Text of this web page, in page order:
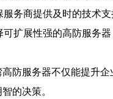
务商提供及时的技术
扩展性强的高防服务
防服务器不仅能提升
的决策。